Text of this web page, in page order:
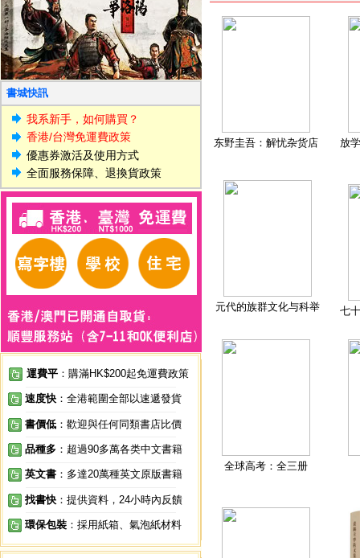
書城快訊
我系新手，如何購買？
香港/台灣免運費政策
優惠券激活及使用方式
全面服務保障、退換貨政策
運費平 ：購滿HK$200起免運費政策
速度快 ：全港範圍全部以速遞發貨
書價低 ：歡迎與任何同類書店比價
品種多 ：超過90多萬各类中文書籍
英文書 ：多達20萬種英文原版書籍
找書快 ：提供資料，24小時內反饋
環保包裝 ：採用紙箱、氣泡紙材料
东野圭吾：解忧杂货店 放
元代的族群文化与科举 七
全球高考：全三册